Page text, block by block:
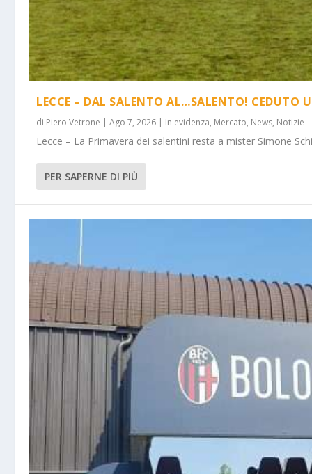
LECCE – DAL SALENTO AL…SALENTO! CEDUTO
di Piero Vetrone |Ago 7, 2026 | In evidenza, Mercato, News, Notizie
Lecce – La Primavera dei salentini resta a mister Simone
PER SAPERNE DI PIÙ